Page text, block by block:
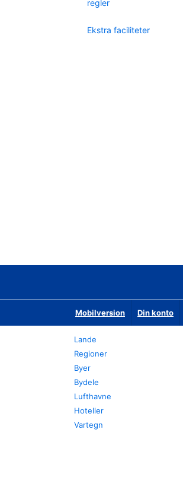
regler
Ekstra faciliteter
Mobilversion Din konto
Lande
Regioner
Byer
Bydele
Lufthavne
Hoteller
Vartegn